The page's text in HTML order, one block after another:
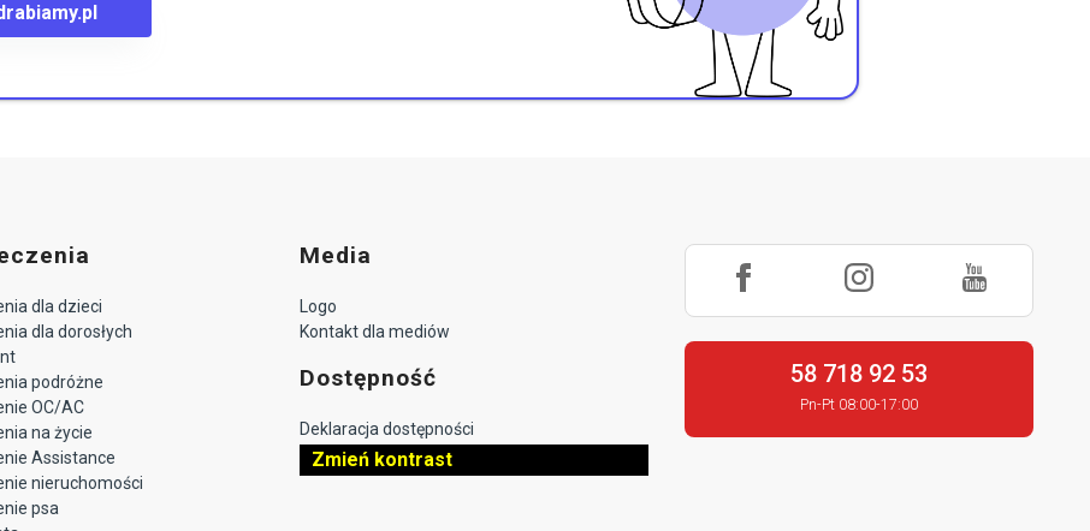
dla dzieci
dla dorosłych
podróżne
OC/AC
na życie
Assistance
nieruchomości
psa
Media
Logo
Kontakt dla mediów
Dostępność
Deklaracja dostępności
Zmień kontrast
58 718 92 53
Pn-Pt 08:00-17:00